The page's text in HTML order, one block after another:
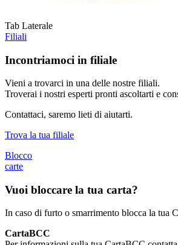
Tab Laterale
Filiali
Incontriamoci in filiale
Vieni a trovarci in una delle nostre filiali.
Troverai i nostri esperti pronti ascoltarti e
Contattaci, saremo lieti di aiutarti.
Trova la tua filiale
Blocco
carte
Vuoi bloccare la tua carta?
In caso di furto o smarrimento blocca la tua
CartaBCC